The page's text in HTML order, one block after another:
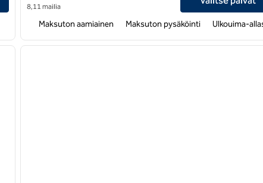
8,11 mailia
Maksuton aamiainen Maksuton pysäköinti Ulkouima-
seuraava kuva
1/12